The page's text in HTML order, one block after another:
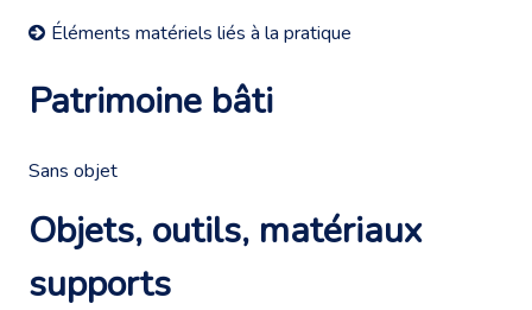
Éléments matériels liés à la pratique
Patrimoine bâti
Sans objet
Objets, outils, matériaux
supports